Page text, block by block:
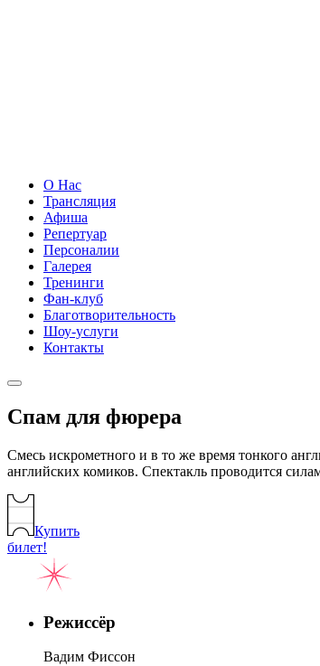
О Нас
Трансляция
Афиша
Репертуар
Персоналии
Галерея
Тренинги
Фан-клуб
Благотворительность
Шоу-услуги
Контакты
Спам для фюрера
Cмесь искрометного и в то же время тонкого
английских комиков. Спектакль проводится
Купить
билет!
Режиссёр
Вадим Фиссон